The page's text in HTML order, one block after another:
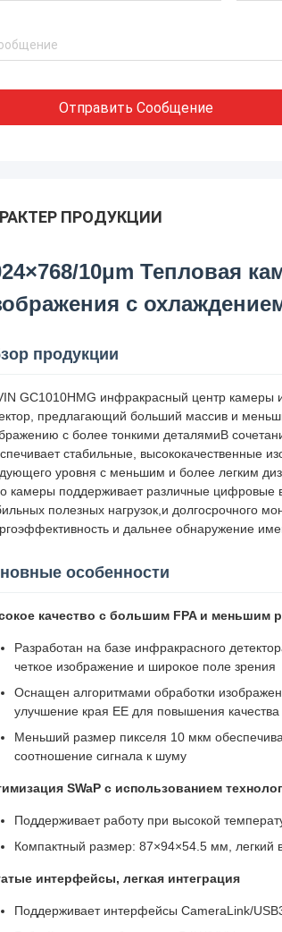
Отправить Сообщение
ПРОДУКЦИИ
10μm Тепловая
с
продукции
GC1010HMG инфракрасный центр камеры
предлагающий больший массив и
с более тонкими деталямиВ
стабильные, высококачественные
уровня с меньшим и более легким
камеры поддерживает различные цифровые
полезных нагрузок,и долгосрочного
и дальнее обнаружение
особенности
качество с большим FPA и меньшим
Разработан на базе инфракрасного
четкое изображение и широкое поле зрения
Оснащен алгоритмами обработки
улучшение края EE для повышения
Меньший размер пикселя 10 мкм
соотношение сигнала к шуму
SWaP с использованием
Поддерживает работу при высокой
Компактный размер: 87×94×54.5 мм, легкий
интерфейсы, легкая интеграция
Поддерживает интерфейсы CameraLink/